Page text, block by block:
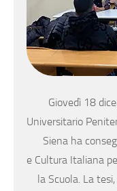
Giovedì 18
Universitario
Siena ha
e Cultura Italiana
la Scuola. La